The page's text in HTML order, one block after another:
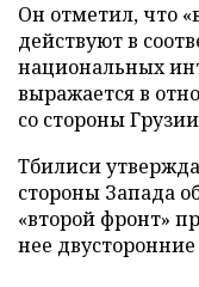
Он отметил, что
действуют в
национальных
выражается в
со стороны
Тбилиси
стороны Запада
«второй фронт»
нее